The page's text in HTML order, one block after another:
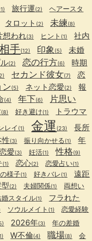
旅行運(2)
ヘアースタ
タロット (2) 未練(8)
想われ(3) ヒント (1)
社内
手(12) 印象(5) 未婚
(2) 恋の行方(6) 時期
セカンド彼女(7)
恋
ン(5) ネット恋愛(2)
報
(4) 年下(6) 片思い
(8) 好き避け(1) トラウマ
レイ (1) 金運 (23)
長所
性(3) 振り向かせる (1)
年
愛(3) 妊活(1) 性格(9)
(1) 恋心(2) 恋愛占い(1)
様子(1) 好きバレ(1)
遠距
(2) 夫婦関係(1) 両想い
婚スタイル(1) フラれた
ソウルメイト (1)
恋愛経験
2026年(3) 年の差婚
W不倫(4) 職場(8) 会